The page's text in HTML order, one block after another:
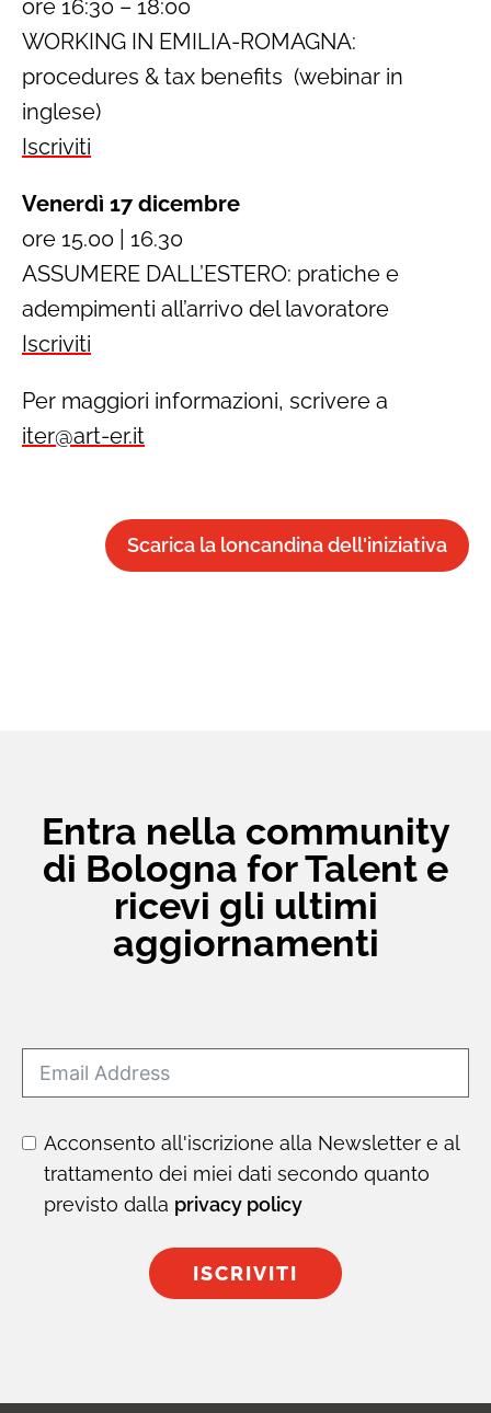
ore 16:30 – 18:00
WORKING IN EMILIA-ROMAGNA:
procedures & tax benefits (webinar in
inglese)
Iscriviti
Venerdì 17 dicembre
ore 15.00 | 16.30
ASSUMERE DALL’ESTERO: pratiche e
adempimenti all’arrivo del lavoratore
Iscriviti
Per maggiori informazioni, scrivere a
iter@art-er.it
Scarica la loncandina dell'iniziativa
Entra nella community
di Bologna for Talent e
ricevi gli ultimi
aggiornamenti
Acconsento all'iscrizione alla Newsletter e al
trattamento dei miei dati secondo quanto
previsto dalla privacy policy
ISCRIVITI